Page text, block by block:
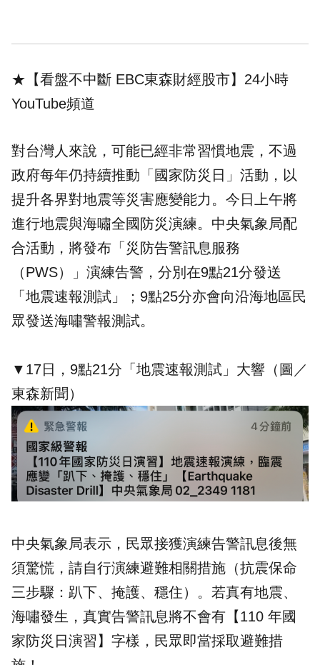
★【看盤不中斷 EBC東森財經股市】24小時
YouTube頻道
對台灣人來說，可能已經非常習慣地震，不過
政府每年仍持續推動「 國家防災日 」活動，以
提升各界對地震等災害應變能力。今日上午將
進行地震與海嘯全國防災演練。中央氣象局配
合活動，將發布「災防告警訊息服務
（PWS）」演練告警，分別在9點21分發送
「地震速報測試」；9點25分亦會向沿海地區民
眾發送海嘯警報測試。
▼17日，9點21分「地震速報測試」大響（圖／
東森新聞）
中央氣象局表示，民眾接獲演練告警訊息後無
須驚慌，請自行演練避難相關措施（抗震保命
三步驟：趴下、掩護、穩住）。若真有地震、
海嘯發生，真實告警訊息將不會有【110 年國
家防災日演習】字樣，民眾即當採取避難措